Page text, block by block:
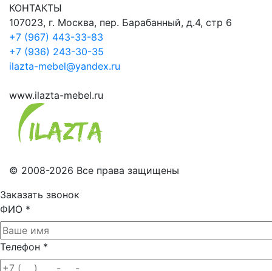
КОНТАКТЫ
107023, г. Москва, пер. Барабанный, д.4, стр 6
+7 (967) 443-33-83
+7 (936) 243-30-35
ilazta-mebel@yandex.ru
www.ilazta-mebel.ru
© 2008-2026 Все права защищены
Заказать звонок
ФИО *
Телефон *